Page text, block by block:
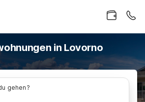
in Lovorno
gehen?